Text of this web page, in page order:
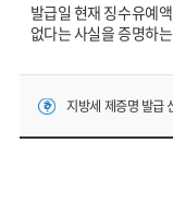
발급일 현재 징수유예
없다는 사실을 증명하
지방세 제증명 발